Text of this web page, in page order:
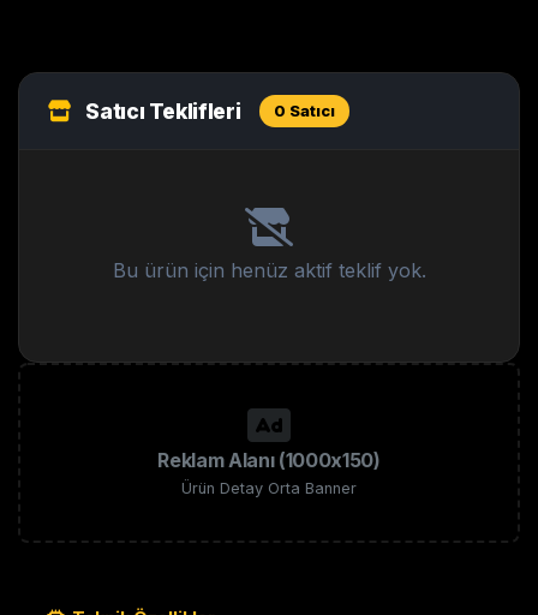
Satıcı Teklifleri 0 Satıcı
Bu ürün için henüz aktif teklif yok.
Reklam Alanı (1000x150)
Ürün Detay Orta Banner